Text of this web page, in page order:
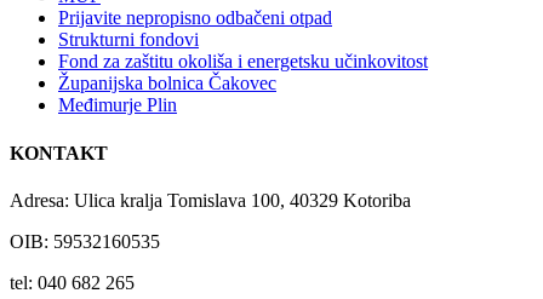
Prijavite nepropisno odbačeni otpad
Strukturni fondovi
Fond za zaštitu okoliša i energetsku učinkovitost
Županijska bolnica Čakovec
Međimurje Plin
KONTAKT
Adresa: Ulica kralja Tomislava 100, 40329 Kotoriba
OIB: 59532160535
tel: 040 682 265